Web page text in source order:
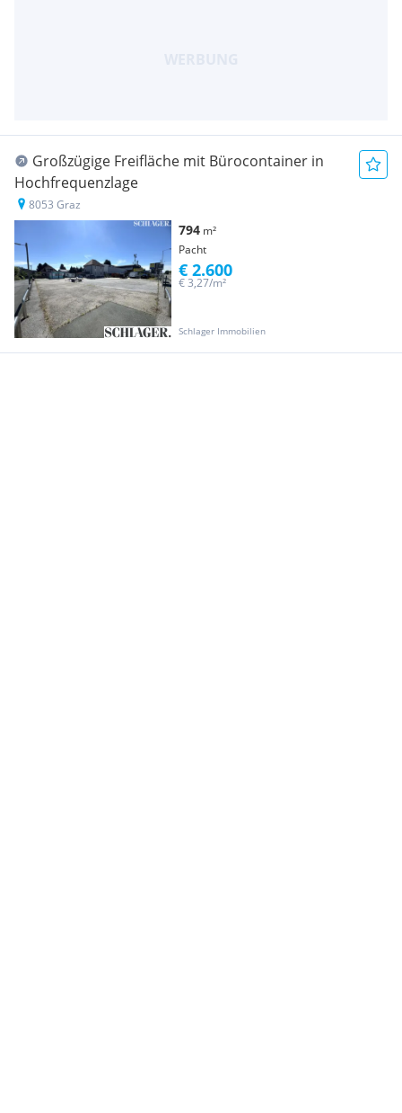
Großzügige Freifläche mit Bürocontainer in
Hochfrequenzlage
8053 Graz
794 m²
Pacht
Schlager Immobilien
€ 3,27/m²
€ 2.600